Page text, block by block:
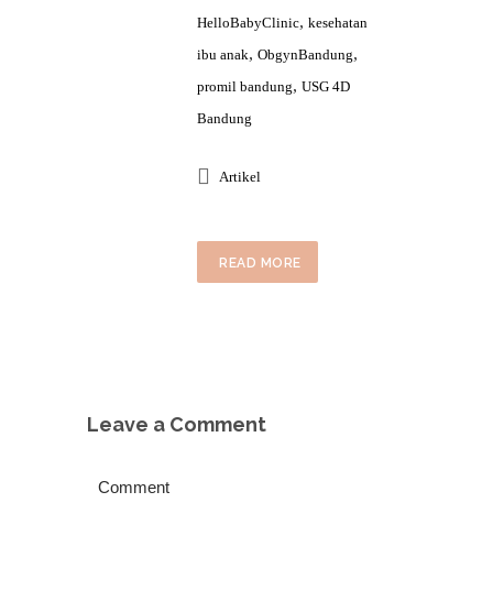
HelloBabyClinic, kesehatan
ibu anak, ObgynBandung,
promil bandung, USG 4D
Bandung
Artikel
READ MORE
Leave a Comment